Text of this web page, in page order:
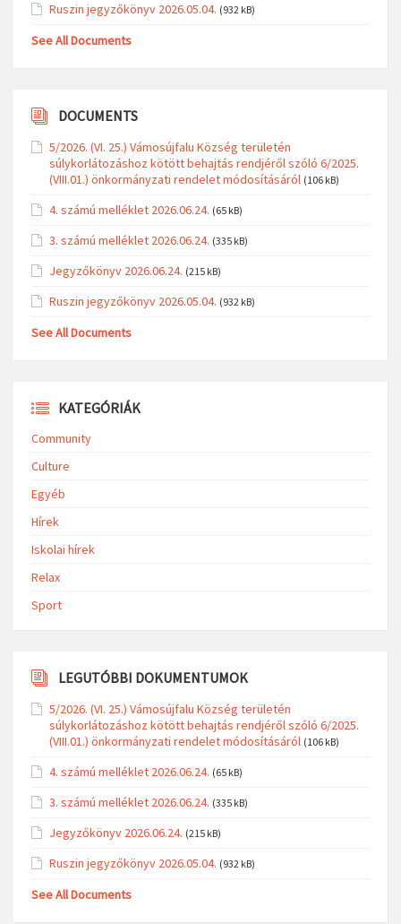
Ruszin jegyzőkönyv 2026.05.04. (932 kB)
See All Documents
DOCUMENTS
5/2026. (VI. 25.) Vámosújfalu Község területén
súlykorlátozáshoz kötött behajtás rendjéről szóló 6/2025.
(VIII.01.) önkormányzati rendelet módosításáról (106 kB)
4. számú melléklet 2026.06.24. (65 kB)
3. számú melléklet 2026.06.24. (335 kB)
Jegyzőkönyv 2026.06.24. (215 kB)
Ruszin jegyzőkönyv 2026.05.04. (932 kB)
See All Documents
KATEGÓRIÁK
Community
Culture
Egyéb
Hírek
Iskolai hírek
Relax
Sport
LEGUTÓBBI DOKUMENTUMOK
5/2026. (VI. 25.) Vámosújfalu Község területén
súlykorlátozáshoz kötött behajtás rendjéről szóló 6/2025.
(VIII.01.) önkormányzati rendelet módosításáról (106 kB)
4. számú melléklet 2026.06.24. (65 kB)
3. számú melléklet 2026.06.24. (335 kB)
Jegyzőkönyv 2026.06.24. (215 kB)
Ruszin jegyzőkönyv 2026.05.04. (932 kB)
See All Documents